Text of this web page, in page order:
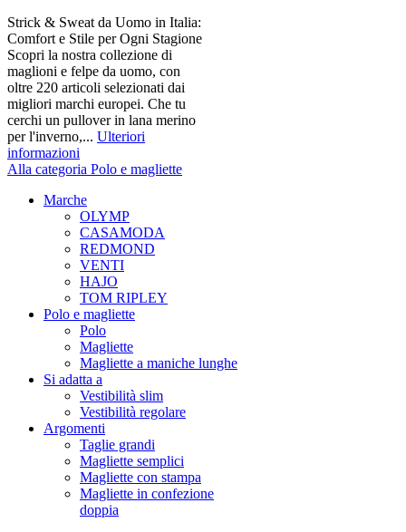
Strick & Sweat da Uomo in Italia:
Comfort e Stile per Ogni Stagione
Scopri la nostra collezione di
maglioni e felpe da uomo, con
oltre 220 articoli selezionati dai
migliori marchi europei. Che tu
cerchi un pullover in lana merino
per l'inverno,... Ulteriori
informazioni
Alla categoria Polo e magliette
Marche
OLYMP
CASAMODA
REDMOND
VENTI
HAJO
TOM RIPLEY
Polo e magliette
Polo
Magliette
Magliette a maniche lunghe
Si adatta a
Vestibilità slim
Vestibilità regolare
Argomenti
Taglie grandi
Magliette semplici
Magliette con stampa
Magliette in confezione
doppia